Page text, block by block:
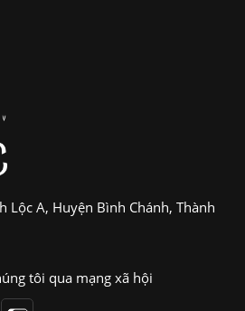
Lộc A, Huyện Bình Chánh, Thành
tôi qua mạng xã hội